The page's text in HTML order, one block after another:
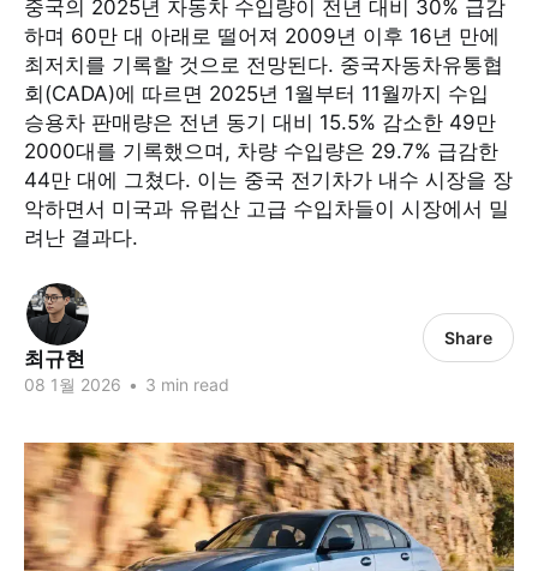
중국의 2025년 자동차 수입량이 전년 대비 30% 급감
하며 60만 대 아래로 떨어져 2009년 이후 16년 만에
최저치를 기록할 것으로 전망된다. 중국자동차유통협
회(CADA)에 따르면 2025년 1월부터 11월까지 수입
승용차 판매량은 전년 동기 대비 15.5% 감소한 49만
2000대를 기록했으며, 차량 수입량은 29.7% 급감한
44만 대에 그쳤다. 이는 중국 전기차가 내수 시장을 장
악하면서 미국과 유럽산 고급 수입차들이 시장에서 밀
려난 결과다.​
최규현
08 1월 2026 • 3 min read
Share